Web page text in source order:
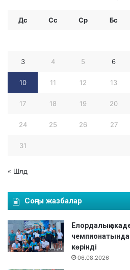
Дс Сс Ср Бc
3 4 5 6
10 11 12 13
17 18 19 20
24 25 26 27
31
« Шлд
Соңғы жазбалар
Елордалық
чемпионатында
көрінді
06.08.2026